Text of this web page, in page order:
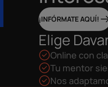
¡INFÓRMATE AQUÍ!
Elige
Online con
Tu mentor
Nos